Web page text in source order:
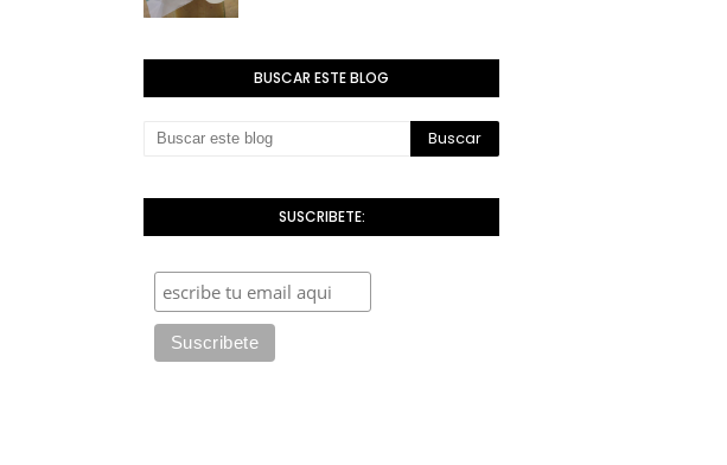
BUSCAR ESTE BLOG
SUSCRIBETE: